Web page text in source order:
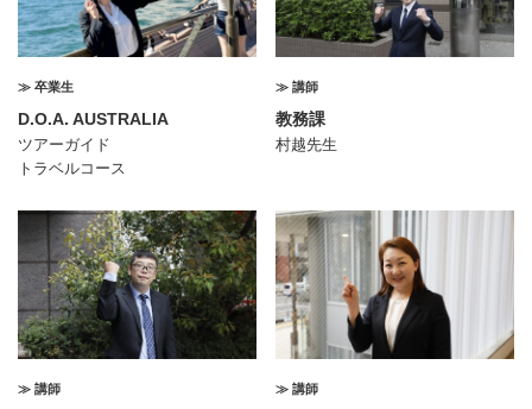
≫ 卒業生
D.O.A. AUSTRALIA
ツアーガイド
トラベルコース
≫ 講師
教務課
村越先生
≫ 講師 ≫ 講師